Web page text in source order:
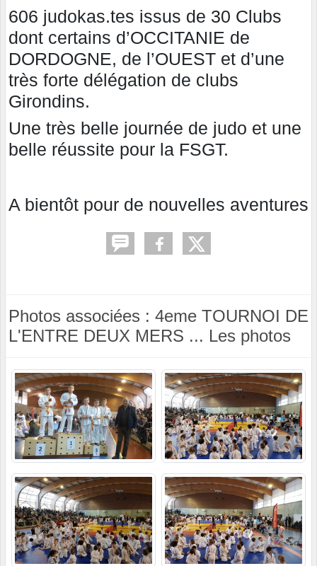
606 judokas.tes issus de 30 Clubs
dont certains d’OCCITANIE de
DORDOGNE, de l’OUEST et d’une
très forte délégation de clubs
Girondins.
Une très belle journée de judo et une
belle réussite pour la FSGT.
A bientôt pour de nouvelles aventures
Photos associées : 4eme TOURNOI DE
L'ENTRE DEUX MERS ... Les photos